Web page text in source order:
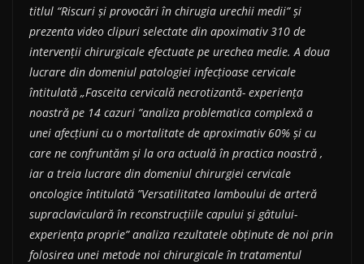
titlul “Riscuri și provocări în chirugia urechii medii” și
prezenta video clipuri selectate din apoximativ 310 de
intervenții chirurgicale efectuate pe urechea medie. A doua
lucrare din domeniul patologiei infecțioase cervicale
întitulată „Fasceita cervicală necrotizantă- experiența
noastră pe 14 cazuri ”analiza problematica complexă a
unei afecțiuni cu o mortalitate de aproximativ 60% și cu
care ne confruntăm și la ora actuală în practica noastră ,
iar a treia lucrare din domeniul chirurgiei cervicale
oncologice întitulată ”Versatilitatea lamboului de arteră
supraclaviculară în reconstrucțiile capului și gâtului-
experiența proprie” analiza rezultatele obținute de noi prin
folosirea unei metode noi chirurgicale în tratamentul